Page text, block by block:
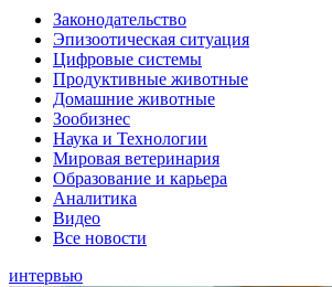
Законодательство
Эпизоотическая ситуация
Цифровые системы
Продуктивные животные
Домашние животные
Зообизнес
Наука и Технологии
Мировая ветеринария
Образование и карьера
Аналитика
Видео
Все новости
интервью